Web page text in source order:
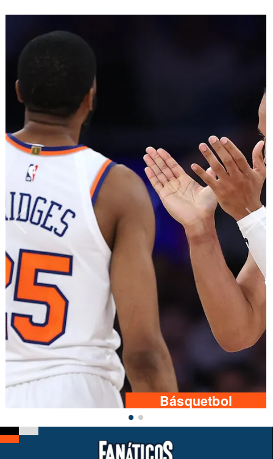
Básquetbol